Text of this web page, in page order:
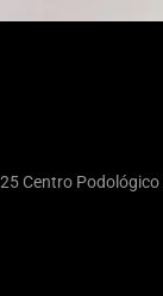
Centro Podológico